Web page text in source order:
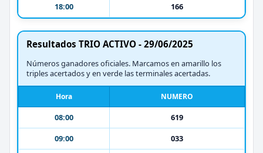
18:00
166
Resultados TRIO ACTIVO - 29/06/2025
Números ganadores oficiales. Marcamos en amarillo los
triples acertados y en verde las terminales acertadas.
Hora NUMERO
08:00
619
09:00
033